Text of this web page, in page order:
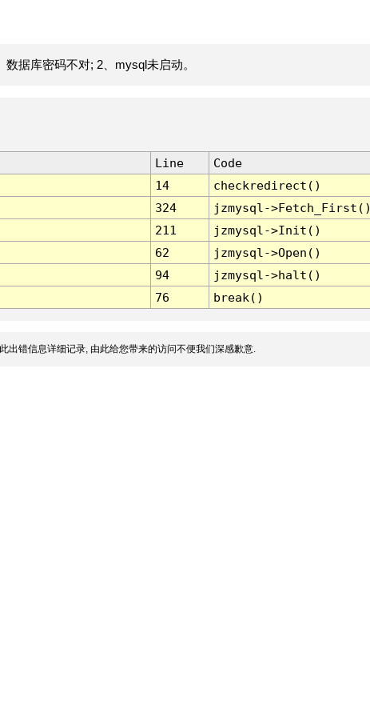
据库密码不对; 2、mysql未启动。
Line
Code
14
checkredirect()
324
jzmysql-
211
jzmysql->Init()
62
jzmysql->Open()
94
jzmysql->halt()
76 break()
出错信息详细记录, 由此给您带来的访问不便我们深感歉意.